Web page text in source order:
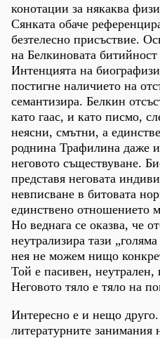
конотации за някаква
Сянката обаче
безтелесно присъствие.
на Белкиновата
Интенцията на
постигне наличието на
семантизира. Белкин
като гаас, и като писмо,
неясни, смътни, а
роднина Трафилина даже
неговото съществуване.
представя неговата
невписване в битовата
единствено отношението
Но веднага се оказва, че
неутрализира тази
нея не можем нищо
Той е пасивен, неутрален,
Неговото тяло е тяло на
Интересно е и нещо
литературните занимания